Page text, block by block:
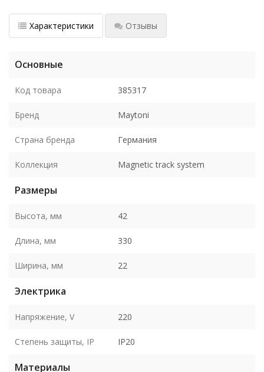
Характеристики Отзывы
Основные
Код товара 385317
Бренд Maytoni
Страна бренда Германия
Коллекция Magnetic track system
Размеры
Высота, мм 42
Длина, мм 330
Ширина, мм 22
Электрика
Напряжение, V 220
Степень защиты, IP IP20
Материалы